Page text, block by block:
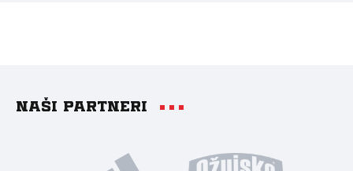
Naši partneri